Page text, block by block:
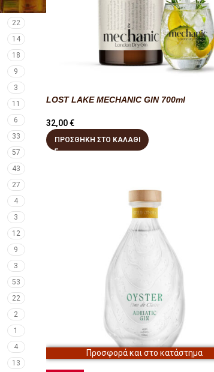
22
14
18
9
3
11
6
33
57
43
27
4
3
12
9
3
53
22
2
1
4
13
LOST LAKE MECHANIC GIN 700ml
32,00€
ΠΡΟΣΘΉΚΗ ΣΤΟ ΚΑΛΆΘΙ
Προσφορά και στο κατάστημα